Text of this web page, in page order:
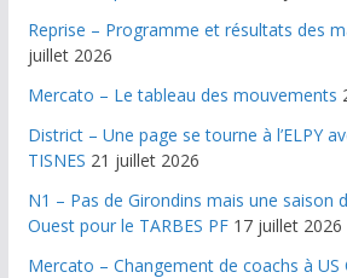
Reprise – Programme et résultats des
juillet 2026
Mercato – Le tableau des mouvements
District – Une page se tourne à l’ELPY
TISNES 21 juillet 2026
N1 – Pas de Girondins mais une saison
Ouest pour le TARBES PF 17 juillet 2026
Mercato – Changement de coachs à US